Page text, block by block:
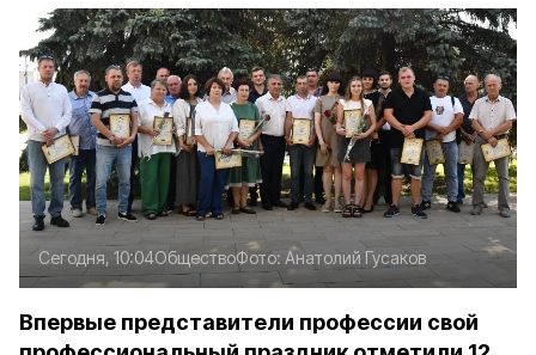
Сегодня, 10:04ОбществоФото: Анатолий Гусаков
Впервые представители профессии свой